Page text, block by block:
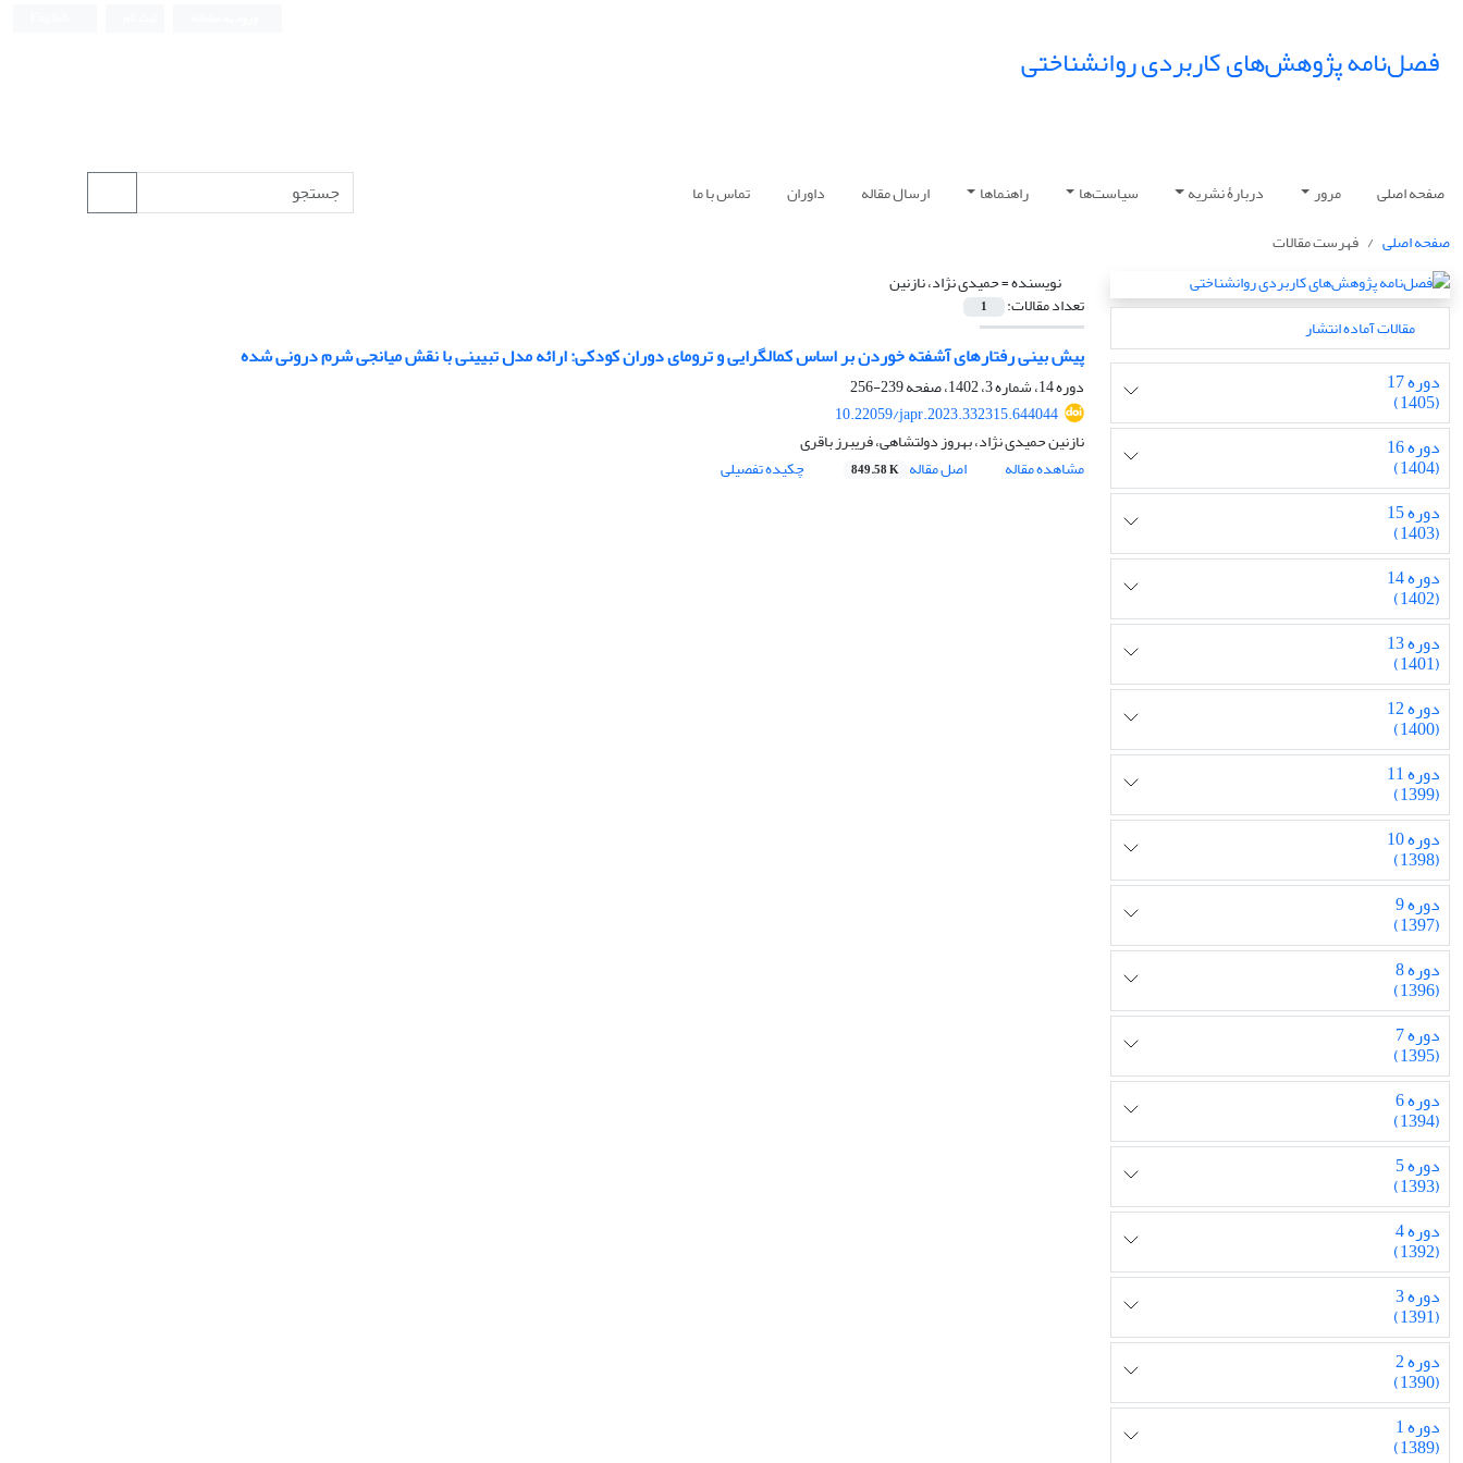
فصل‌نامه پژوهش‌های کاربردی روانشناختی
صفحه اصلی مرور دربارۀ نشریه سیاست‌ها راهنماها ارسال مقاله داوران
تماس با ما
صفحه اصلی
فهرست مقالات
مقالات آماده انتشار
دوره 17
(1405)
دوره 16
(1404)
دوره 15
(1403)
دوره 14
(1402)
دوره 13
(1401)
دوره 12
(1400)
دوره 11
(1399)
دوره 10
(1398)
دوره 9
(1397)
دوره 8
(1396)
دوره 7
(1395)
دوره 6
(1394)
دوره 5
(1393)
دوره 4
(1392)
دوره 3
(1391)
دوره 2
(1390)
دوره 1
(1389)
نویسنده =حمیدی نژاد، نازنین
تعداد مقالات: 1
پیش بینی رفتارهای آشفته خوردن بر اساس کمالگرایی و ترومای دوران کودکی: ارائه مدل تبیینی با نقش میانجی‌ شرم درونی شده
دوره 14، شماره 3، 1402، صفحه
239-256
10.22059/japr.2023.332315.644044
نازنین حمیدی نژاد، بهروز دولتشاهی، فریبرز باقری
مشاهده مقاله
اصل مقاله 849.58 K چکیده تفصیلی